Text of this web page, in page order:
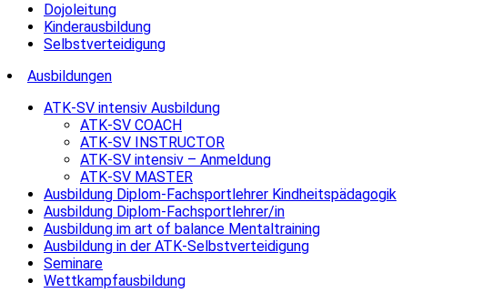
Dojoleitung
Kinderausbildung
Selbstverteidigung
Ausbildungen
ATK-SV intensiv Ausbildung
ATK-SV COACH
ATK-SV INSTRUCTOR
ATK-SV intensiv – Anmeldung
ATK-SV MASTER
Ausbildung Diplom-Fachsportlehrer Kindheitspädagogik
Ausbildung Diplom-Fachsportlehrer/in
Ausbildung im art of balance Mentaltraining
Ausbildung in der ATK-Selbstverteidigung
Seminare
Wettkampfausbildung